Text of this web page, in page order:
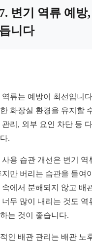
변기 역류 예
니다
역류는 예방이 최선입니
화장실 환경을 유지할
관리, 외부 요인 차단 등
.
사용 습관 개선은 변기
지만 버리는 습관을 들여
속에서 분해되지 않고 배
너무 많이 내리는 것도
는 것이 좋습니다.
인 배관 관리는 배관 노